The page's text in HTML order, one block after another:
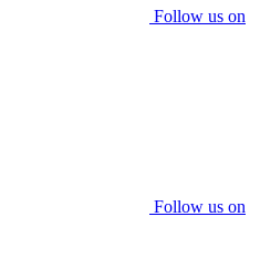
Follow us on
Follow us on